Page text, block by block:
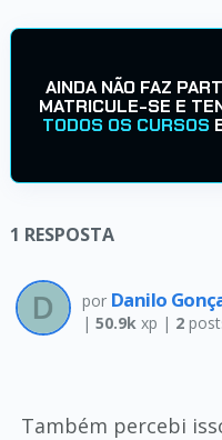
AINDA NÃO FAZ
MATRICULE-SE E
TODOS OS CURSOS
1 RESPOSTA
por Danilo
| 50.9kxp | 2
Também percebi